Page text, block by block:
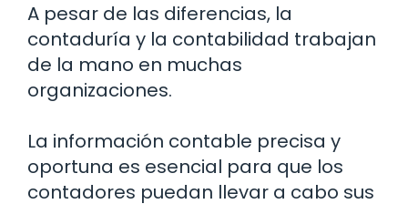
A pesar de las diferencias, la
contaduría y la contabilidad trabajan
de la mano en muchas
organizaciones.
La información contable precisa y
oportuna es esencial para que los
contadores puedan llevar a cabo sus